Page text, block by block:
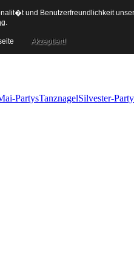
PartysTanznagelSilvester-
und Benutzerfreundlichkeit
.
Akzeptiert!